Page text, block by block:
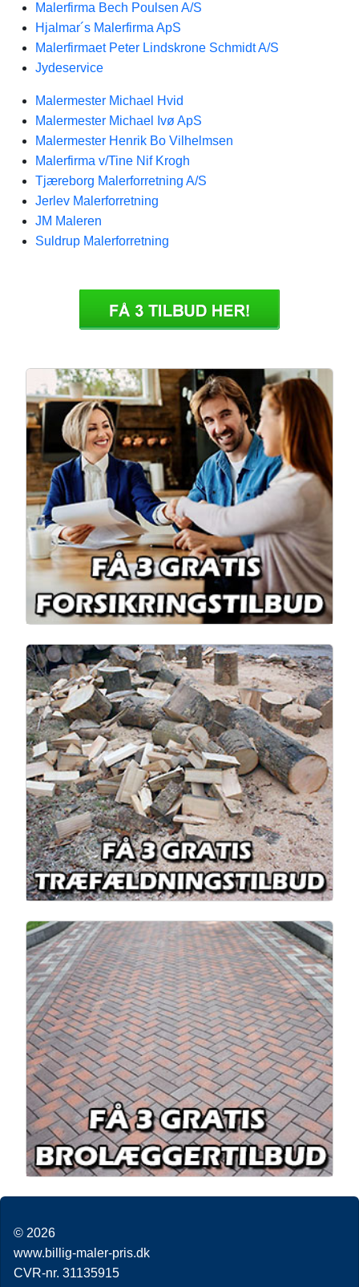
Malerfirma Bech Poulsen A/S
Hjalmar´s Malerfirma ApS
Malerfirmaet Peter Lindskrone Schmidt A/S
Jydeservice
Malermester Michael Hvid
Malermester Michael Ivø ApS
Malermester Henrik Bo Vilhelmsen
Malerfirma v/Tine Nif Krogh
Tjæreborg Malerforretning A/S
Jerlev Malerforretning
JM Maleren
Suldrup Malerforretning
© 2026
www.billig-maler-pris.dk
CVR-nr. 31135915